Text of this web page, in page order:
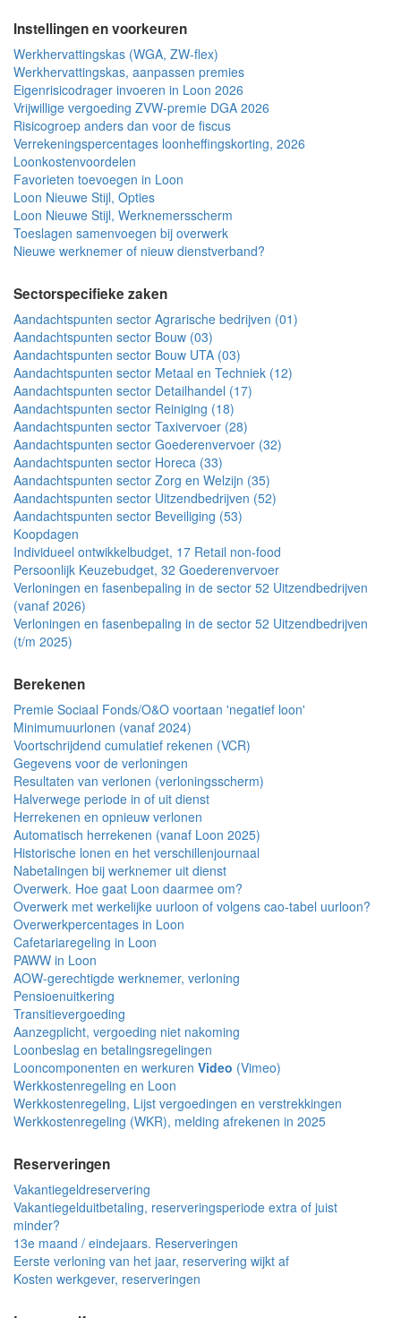
Instellingen en voorkeuren
Werkhervattingskas (WGA, ZW-flex)
Werkhervattingskas, aanpassen premies
Eigenrisicodrager invoeren in Loon 2026
Vrijwillige vergoeding ZVW-premie DGA 2026
Risicogroep anders dan voor de fiscus
Verrekeningspercentages loonheffingskorting, 2026
Loonkostenvoordelen
Favorieten toevoegen in Loon
Loon Nieuwe Stijl, Opties
Loon Nieuwe Stijl, Werknemersscherm
Toeslagen samenvoegen bij overwerk
Nieuwe werknemer of nieuw dienstverband?
Sectorspecifieke zaken
Aandachtspunten sector Agrarische bedrijven (01)
Aandachtspunten sector Bouw (03)
Aandachtspunten sector Bouw UTA (03)
Aandachtspunten sector Metaal en Techniek (12)
Aandachtspunten sector Detailhandel (17)
Aandachtspunten sector Reiniging (18)
Aandachtspunten sector Taxivervoer (28)
Aandachtspunten sector Goederenvervoer (32)
Aandachtspunten sector Horeca (33)
Aandachtspunten sector Zorg en Welzijn (35)
Aandachtspunten sector Uitzendbedrijven (52)
Aandachtspunten sector Beveiliging (53)
Koopdagen
Individueel ontwikkelbudget, 17 Retail non-food
Persoonlijk Keuzebudget, 32 Goederenvervoer
Verloningen en fasenbepaling in de sector 52 Uitzendbedrijven
(vanaf 2026)
Verloningen en fasenbepaling in de sector 52 Uitzendbedrijven
(t/m 2025)
Berekenen
Premie Sociaal Fonds/O&O voortaan 'negatief loon'
Minimumuurlonen (vanaf 2024)
Voortschrijdend cumulatief rekenen (VCR)
Gegevens voor de verloningen
Resultaten van verlonen (verloningsscherm)
Halverwege periode in of uit dienst
Herrekenen en opnieuw verlonen
Automatisch herrekenen (vanaf Loon 2025)
Historische lonen en het verschillenjournaal
Nabetalingen bij werknemer uit dienst
Overwerk. Hoe gaat Loon daarmee om?
Overwerk met werkelijke uurloon of volgens cao-tabel uurloon?
Overwerkpercentages in Loon
Cafetariaregeling in Loon
PAWW in Loon
AOW-gerechtigde werknemer, verloning
Pensioenuitkering
Transitievergoeding
Aanzegplicht, vergoeding niet nakoming
Loonbeslag en betalingsregelingen
Looncomponenten en werkuren Video (Vimeo)
Werkkostenregeling en Loon
Werkkostenregeling, Lijst vergoedingen en verstrekkingen
Werkkostenregeling (WKR), melding afrekenen in 2025
Reserveringen
Vakantiegeldreservering
Vakantiegelduitbetaling, reserveringsperiode extra of juist
minder?
13e maand / eindejaars. Reserveringen
Eerste verloning van het jaar, reservering wijkt af
Kosten werkgever, reserveringen